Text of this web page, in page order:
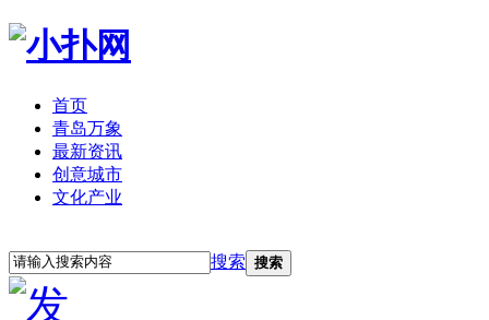
首页
青岛万象
最新资讯
创意城市
文化产业
搜索 搜索